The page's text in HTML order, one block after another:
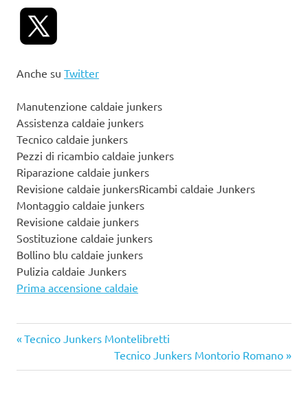
Anche su Twitter
Manutenzione caldaie junkers
Assistenza caldaie junkers
Tecnico caldaie junkers
Pezzi di ricambio caldaie junkers
Riparazione caldaie junkers
Revisione caldaie junkersRicambi caldaie Junkers
Montaggio caldaie junkers
Revisione caldaie junkers
Sostituzione caldaie junkers
Bollino blu caldaie junkers
Pulizia caldaie Junkers
Prima accensione caldaie
Navigazione
articoli
Articolo
Tecnico Junkers Montelibretti
Articolo
successivo:
Tecnico Junkers Montorio Romano